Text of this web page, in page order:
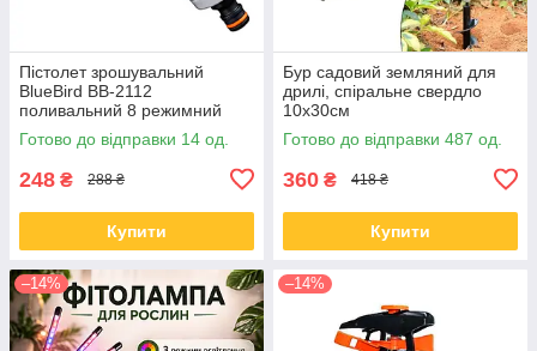
Пістолет зрошувальний
BlueBird BB-2112
поливальний 8 режимний
Готово до відправки 14 од.
248 ₴ 288 ₴
Купити
Бур садовий земляний для
дрилі, спіральне свердло
10x30см
Готово до відправки 487 од.
360 ₴ 418 ₴
Купити
–14% –14%